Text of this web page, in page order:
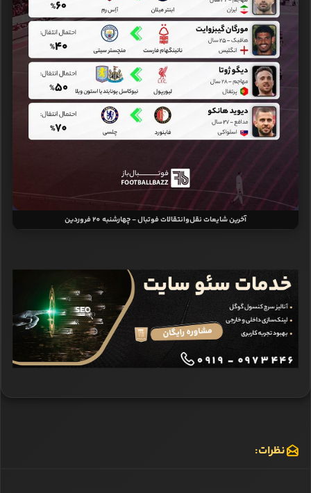
آخرین شایعات نقل‌وانتقالات فوتبال - چهارشنبه 20 فروردین
نظرات: